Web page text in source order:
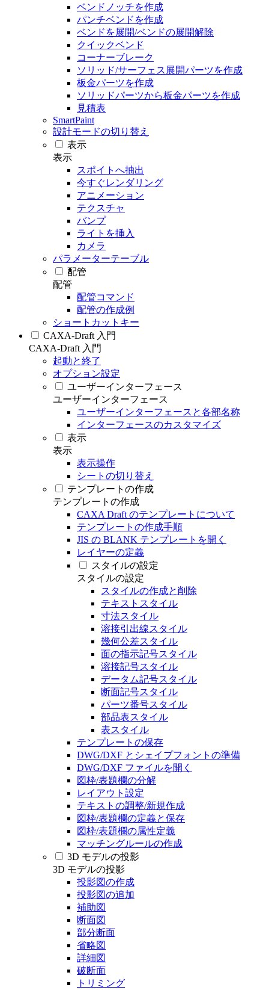
ベンドノッチを作成
パンチベンドを作成
ベンドを展開/ベンドの展開解除
クイックベンド
コーナーブレーク
ソリッド/サーフェス展開パーツを作成
板金パーツを作成
ソリッドパーツから板金パーツを作成
見積表
SmartPaint
設計モードの切り替え
表示
表示
スポイトへ抽出
今すぐレンダリング
アニメーション
テクスチャ
バンプ
ライトを挿入
カメラ
パラメーターテーブル
配管
配管
配管コマンド
配管の作成例
ショートカットキー
CAXA-Draft 入門
CAXA-Draft 入門
起動と終了
オプション設定
ユーザーインターフェース
ユーザーインターフェース
ユーザーインターフェースと各部名称
インターフェースのカスタマイズ
表示
表示
表示操作
シートの切り替え
テンプレートの作成
テンプレートの作成
CAXA Draft のテンプレートについて
テンプレートの作成手順
JIS の BLANK テンプレートを開く
レイヤーの定義
スタイルの設定
スタイルの設定
スタイルの作成と削除
テキストスタイル
寸法スタイル
溶接引出線スタイル
幾何公差スタイル
面の指示記号スタイル
溶接記号スタイル
データム記号スタイル
断面記号スタイル
パーツ番号スタイル
部品表スタイル
表スタイル
テンプレートの保存
DWG/DXF とシェイプフォントの準備
DWG/DXF ファイルを開く
図枠/表題欄の分解
レイアウト設定
テキストの調整/新規作成
図枠/表題欄の定義と保存
図枠/表題欄の属性定義
マッチングルールの作成
3D モデルの投影
3D モデルの投影
投影図の作成
投影図の追加
補助図
断面図
部分断面
省略図
詳細図
破断面
トリミング